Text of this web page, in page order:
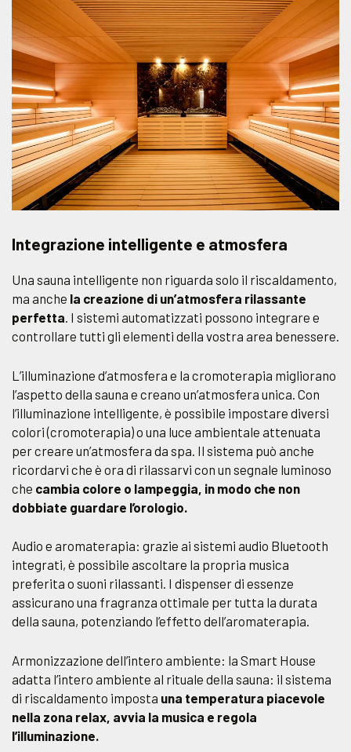
Integrazione intelligente e atmosfera
Una sauna intelligente non riguarda solo il riscaldamento,
ma anche la creazione di un’atmosfera rilassante
perfetta. I sistemi automatizzati possono integrare e
controllare tutti gli elementi della vostra area benessere.
L’illuminazione d’atmosfera e la cromoterapia migliorano
l’aspetto della sauna e creano un’atmosfera unica. Con
l’illuminazione intelligente, è possibile impostare diversi
colori (cromoterapia) o una luce ambientale attenuata
per creare un’atmosfera da spa. Il sistema può anche
ricordarvi che è ora di rilassarvi con un segnale luminoso
che cambia colore o lampeggia, in modo che non
dobbiate guardare l’orologio.
Audio e aromaterapia: grazie ai sistemi audio Bluetooth
integrati, è possibile ascoltare la propria musica
preferita o suoni rilassanti. I dispenser di essenze
assicurano una fragranza ottimale per tutta la durata
della sauna, potenziando l’effetto dell’aromaterapia.
Armonizzazione dell’intero ambiente: la Smart House
adatta l’intero ambiente al rituale della sauna: il sistema
di riscaldamento imposta una temperatura piacevole
nella zona relax, avvia la musica e regola
l’illuminazione.